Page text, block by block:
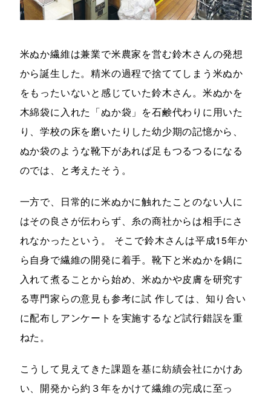
米ぬか繊維は兼業で米農家を営む鈴木さんの発想
から誕生した。精米の過程で捨ててしまう米ぬか
をもったいないと感じていた鈴木さん。米ぬかを
木綿袋に入れた「ぬか袋」を石鹸代わりに用いた
り、学校の床を磨いたりした幼少期の記憶から、
ぬか袋のような靴下があれば足もつるつるになる
のでは、と考えたそう。
一方で、日常的に米ぬかに触れたことのない人に
はその良さが伝わらず、糸の商社からは相手にさ
れなかったという。 そこで鈴木さんは平成15年か
ら自身で繊維の開発に着手。靴下と米ぬかを鍋に
入れて煮ることから始め、米ぬかや皮膚を研究す
る専門家らの意見も参考に試 作しては、知り合い
に配布しアンケートを実施するなど試行錯誤を重
ねた。
こうして見えてきた課題を基に紡績会社にかけあ
い、開発から約３年をかけて繊維の完成に至っ